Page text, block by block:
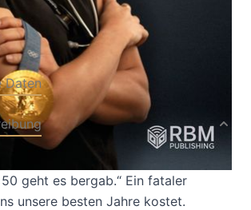
ISBN: 978-3-
90362032-2
Daten
reicht nicht. Wir wollen länger jung
geht es bergab.“ Ein fataler
unsere besten Jahre kostet.